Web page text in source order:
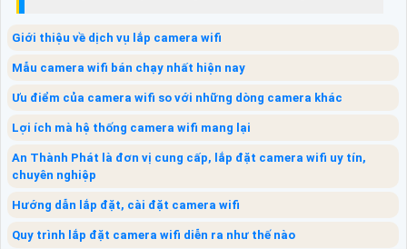
Giới thiệu về dịch vụ lắp camera wifi
Mẫu camera wifi bán chạy nhất hiện nay
Ưu điểm của camera wifi so với những dòng camera khác
Lợi ích mà hệ thống camera wifi mang lại
An Thành Phát là đơn vị cung cấp, lắp đặt camera wifi uy tín,
chuyên nghiệp
Hướng dẫn lắp đặt, cài đặt camera wifi
Quy trình lắp đặt camera wifi diễn ra như thế nào